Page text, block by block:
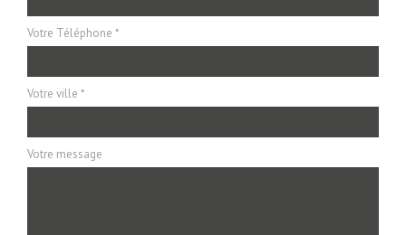
Votre Téléphone *
Votre ville *
Votre message